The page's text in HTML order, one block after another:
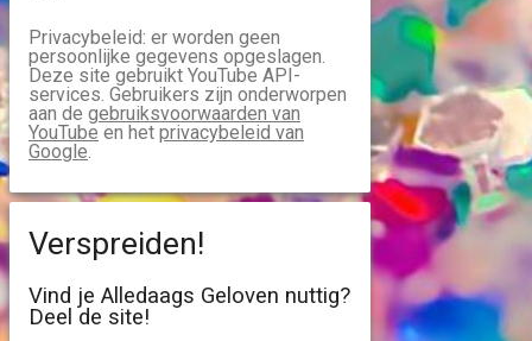
Privacybeleid: er worden geen
persoonlijke gegevens opgeslagen.
Deze site gebruikt YouTube API-
services. Gebruikers zijn onderworpen
aan de gebruiksvoorwaarden van
YouTube en het privacybeleid van
Google.
Verspreiden!
Vind je Alledaags Geloven nuttig?
Deel de site!